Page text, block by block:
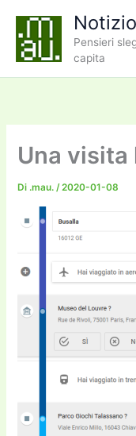
contenuto
Pensieri
capita
Una visita
Di .mau./2020-01-08